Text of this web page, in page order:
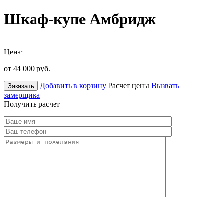
Шкаф-купе Амбридж
Цена:
от 44 000 руб.
Заказать Добавить в корзину Расчет цены Вызвать
замерщика
Получить расчет